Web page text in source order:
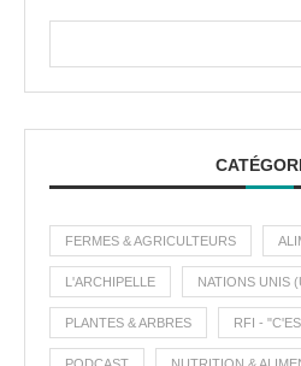
FERMES & AGRICULTEURS
L'ARCHIPELLE NATIONS UNIS
PLANTES & ARBRES RFI -